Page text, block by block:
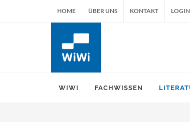
HOME ÜBER UNS KONTAKT LOGIN
WIWI FACHWISSEN